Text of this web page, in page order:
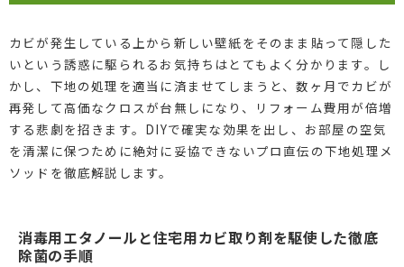
カビが発生している上から新しい壁紙をそのまま貼って隠した
いという誘惑に駆られるお気持ちはとてもよく分かります。し
かし、下地の処理を適当に済ませてしまうと、数ヶ月でカビが
再発して高価なクロスが台無しになり、リフォーム費用が倍増
する悲劇を招きます。DIYで確実な効果を出し、お部屋の空気
を清潔に保つために絶対に妥協できないプロ直伝の下地処理メ
ソッドを徹底解説します。
消毒用エタノールと住宅用カビ取り剤を駆使した徹底
除菌の手順